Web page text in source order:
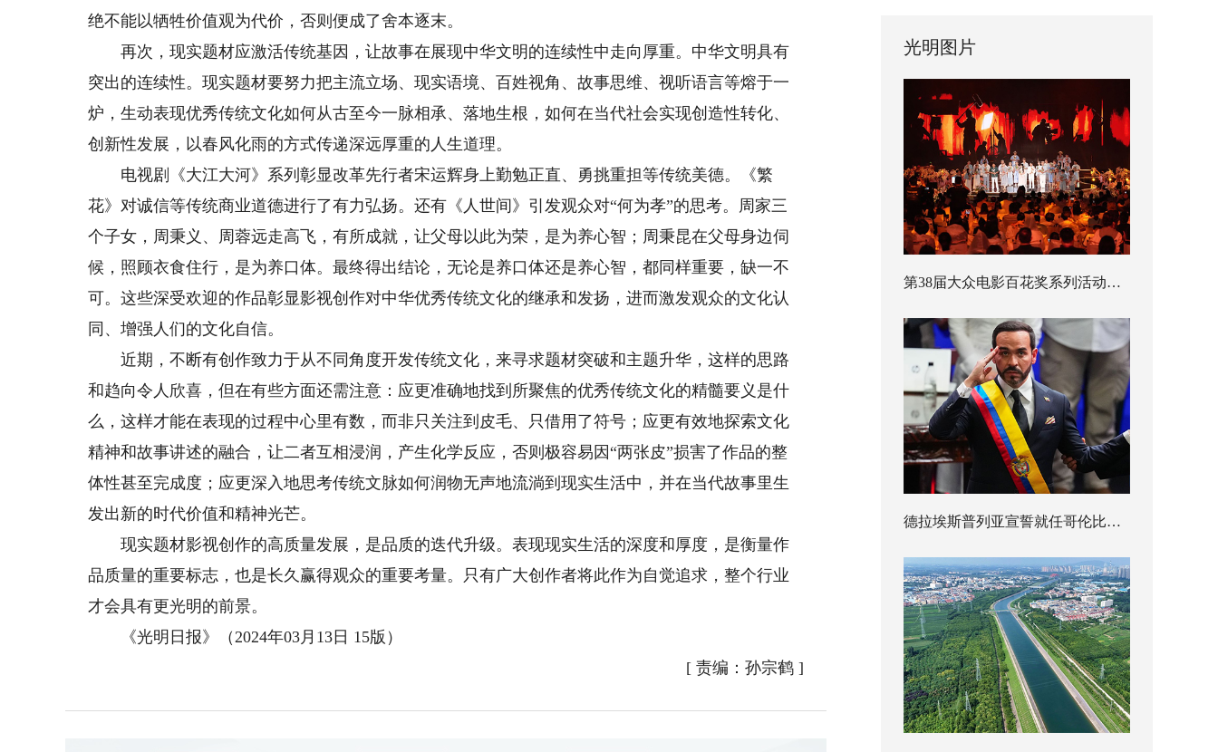
绝不能以牺牲价值观为代价，否则便成了舍本逐末。
再次，现实题材应激活传统基因，让故事在展现中华文明的连续性中走向厚重。中华文明具有
突出的连续性。现实题材要努力把主流立场、现实语境、百姓视角、故事思维、视听语言等熔于一
炉，生动表现优秀传统文化如何从古至今一脉相承、落地生根，如何在当代社会实现创造性转化、
创新性发展，以春风化雨的方式传递深远厚重的人生道理。
电视剧《大江大河》系列彰显改革先行者宋运辉身上勤勉正直、勇挑重担等传统美德。《繁
花》对诚信等传统商业道德进行了有力弘扬。还有《人世间》引发观众对“何为孝”的思考。周家三
个子女，周秉义、周蓉远走高飞，有所成就，让父母以此为荣，是为养心智；周秉昆在父母身边伺
候，照顾衣食住行，是为养口体。最终得出结论，无论是养口体还是养心智，都同样重要，缺一不
可。这些深受欢迎的作品彰显影视创作对中华优秀传统文化的继承和发扬，进而激发观众的文化认
同、增强人们的文化自信。
近期，不断有创作致力于从不同角度开发传统文化，来寻求题材突破和主题升华，这样的思路
和趋向令人欣喜，但在有些方面还需注意：应更准确地找到所聚焦的优秀传统文化的精髓要义是什
么，这样才能在表现的过程中心里有数，而非只关注到皮毛、只借用了符号；应更有效地探索文化
精神和故事讲述的融合，让二者互相浸润，产生化学反应，否则极容易因“两张皮”损害了作品的整
体性甚至完成度；应更深入地思考传统文脉如何润物无声地流淌到现实生活中，并在当代故事里生
发出新的时代价值和精神光芒。
现实题材影视创作的高质量发展，是品质的迭代升级。表现现实生活的深度和厚度，是衡量作
品质量的重要标志，也是长久赢得观众的重要考量。只有广大创作者将此作为自觉追求，整个行业
才会具有更光明的前景。
《光明日报》（2024年03月13日 15版）
[ 责编：孙宗鹤]
光明图片
第38届大众电影百花奖系列活动开幕
德拉埃斯普列亚宣誓就任哥伦比亚总统